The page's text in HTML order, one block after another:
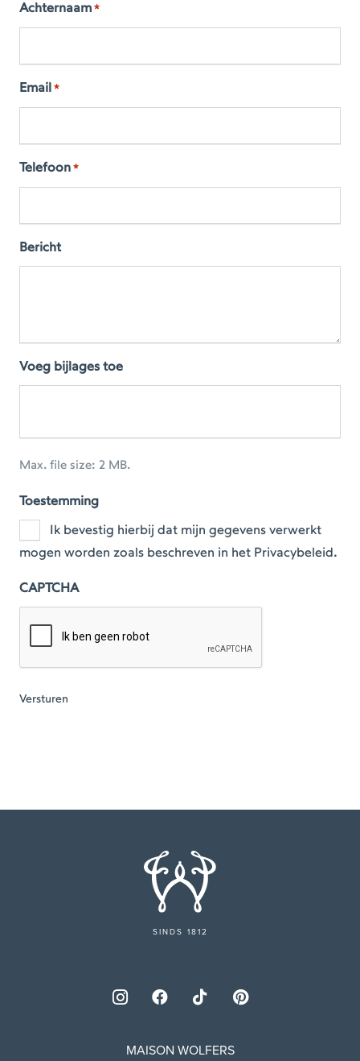
Achternaam *
Email *
Telefoon *
Bericht
Voeg bijlages toe
Max. file size: 2 MB.
Toestemming
Ik bevestig hierbij dat mijn gegevens verwerkt
mogen worden zoals beschreven in het Privacybeleid.
CAPTCHA
SINDS 1812
MAISON WOLFERS